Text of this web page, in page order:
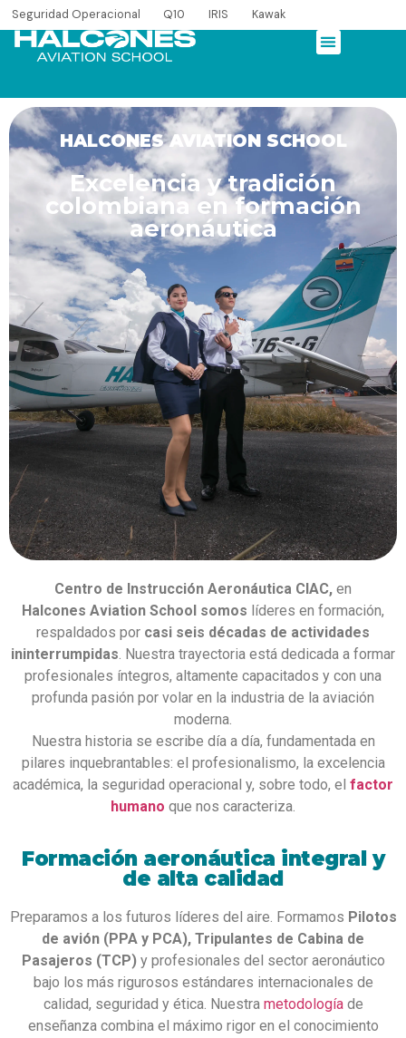
Seguridad Operacional Q10 IRIS Kawak
HALCONES AVIATION SCHOOL
HALCONES AVIATION SCHOOL
HALCONES AVIATION SCHOOL
Excelencia y tradición
colombiana en formación
aeronáutica
Centro de Instrucción Aeronáutica CIAC, en
Halcones Aviation School somos líderes en formación,
respaldados por casi seis décadas de actividades
ininterrumpidas . Nuestra trayectoria está dedicada a formar
profesionales íntegros, altamente capacitados y con una
profunda pasión por volar en la industria de la aviación
moderna.
Nuestra historia se escribe día a día, fundamentada en
pilares inquebrantables: el profesionalismo, la excelencia
académica, la seguridad operacional y, sobre todo, el factor
humano que nos caracteriza.
Formación aeronáutica integral y
de alta calidad
Preparamos a los futuros líderes del aire. Formamos Pilotos
de avión (PPA y PCA), Tripulantes de Cabina de
Pasajeros (TCP)y profesionales del sector aeronáutico
bajo los más rigurosos estándares internacionales de
calidad, seguridad y ética. Nuestra metodologíade
enseñanza combina el máximo rigor en el conocimiento